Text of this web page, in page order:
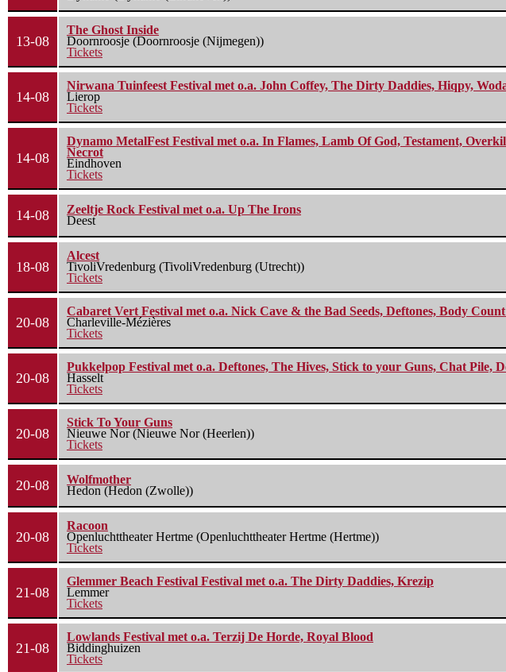
13-08
The Ghost Inside
Doornroosje (Doornroosje (Nijmegen))
Tickets
14-08
Nirwana Tuinfeest Festival met o.a. John Coffey, The Dirty Daddies, Hiqpy,
Lierop
Tickets
14-08
Dynamo MetalFest Festival met o.a. In Flames, Lamb Of God, Testament,
Necrot
Eindhoven
Tickets
14-08
Zeeltje Rock Festival met o.a. Up The Irons
Deest
18-08
Alcest
TivoliVredenburg (TivoliVredenburg (Utrecht))
Tickets
20-08
Cabaret Vert Festival met o.a. Nick Cave & the Bad Seeds, Deftones, Body
Charleville-Mézières
Tickets
20-08
Pukkelpop Festival met o.a. Deftones, The Hives, Stick to your Guns, Chat Pile,
Hasselt
Tickets
20-08
Stick To Your Guns
Nieuwe Nor (Nieuwe Nor (Heerlen))
Tickets
20-08
Wolfmother
Hedon (Hedon (Zwolle))
20-08
Racoon
Openluchttheater Hertme (Openluchttheater Hertme (Hertme))
Tickets
21-08
Glemmer Beach Festival Festival met o.a. The Dirty Daddies, Krezip
Lemmer
Tickets
21-08
Lowlands Festival met o.a. Terzij De Horde, Royal Blood
Biddinghuizen
Tickets